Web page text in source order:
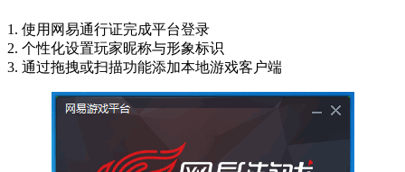
1. 使用网易通行证完成平台登录
2. 个性化设置玩家昵称与形象标识
3. 通过拖拽或扫描功能添加本地游戏客户端